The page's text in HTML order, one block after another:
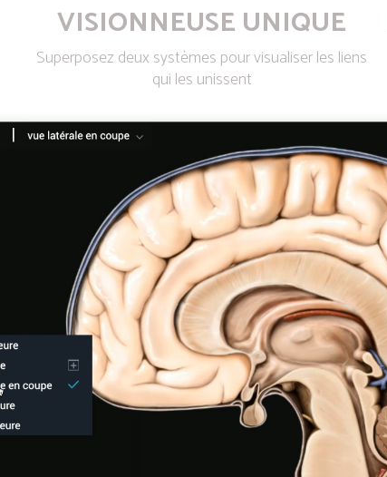
VISIONNEUSE UNIQUE
Superposez deux systèmes pour visualiser les liens
qui les unissent